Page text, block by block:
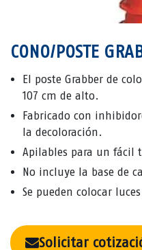
CONO/POSTE
El poste Grabber de
107 cm de alto.
Fabricado con
la decoloración.
Apilables para un fácil
No incluye la base de
Se pueden colocar
Solicitar